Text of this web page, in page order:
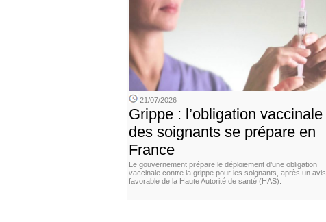
21/07/2026
Grippe : l’obligation vaccinale
des soignants se prépare en
France
Le gouvernement prépare le déploiement d’une obligation
vaccinale contre la grippe pour les soignants, après un avis
favorable de la Haute Autorité de santé (HAS).